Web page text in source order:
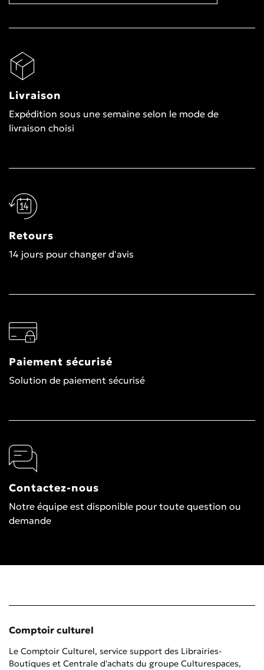
Livraison
Expédition sous une semaine selon le mode de
livraison choisi
Retours
14 jours pour changer d'avis
Paiement sécurisé
Solution de paiement sécurisé
Contactez-nous
Notre équipe est disponible pour toute question ou
demande
Comptoir culturel
Le Comptoir Culturel, service support des Librairies-
Boutiques et Centrale d'achats du groupe Culturespaces,